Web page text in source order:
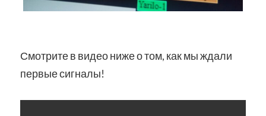
Смотрите в видео ниже о том, как мы ждали
первые сигналы!